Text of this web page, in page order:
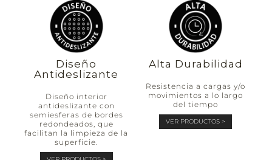
Diseño
Antideslizante
Diseño interior
antideslizante con
semiesferas de bordes
redondeados, que
facilitan la limpieza de la
superficie.
Alta Durabilidad
Resistencia a cargas y/o
movimientos a lo largo
del tiempo
VER PRODUCTOS >